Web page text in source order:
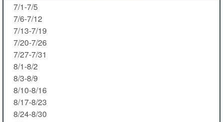
7/1-7/5
7/6-7/12
7/13-7/19
7/20-7/26
7/27-7/31
8/1-8/2
8/3-8/9
8/10-8/16
8/17-8/23
8/24-8/30